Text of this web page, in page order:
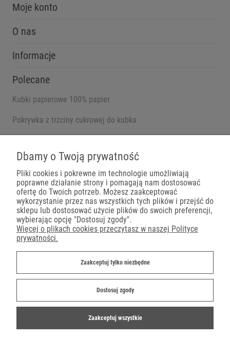
Moje konto
O nas
Informacje
Polecane
Kubki papierowe 100% papier
Pokrywka z trzciny cukrowej do kubka
Płatności
Dbamy o Twoją prywatność
Pliki cookies i pokrewne im technologie umożliwiają
poprawne działanie strony i pomagają nam dostosować
ofertę do Twoich potrzeb. Możesz zaakceptować
wykorzystanie przez nas wszystkich tych plików i przejść do
sklepu lub dostosować użycie plików do swoich preferencji,
wybierając opcję "Dostosuj zgody".
Więcej o plikach cookies przeczytasz w naszej Polityce
prywatności.
Zaakceptuj tylko niezbędne
Dostosuj zgody
Zaakceptuj wszystkie